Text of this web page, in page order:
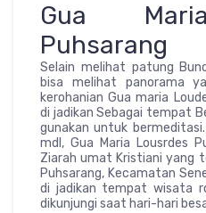
Gua
Puhsarang
Selain melihat patung
bisa melihat panorama
kerohanian Gua maria
di jadikan Sebagai tempat
gunakan untuk
mdl, Gua Maria Lousrdes
Ziarah umat Kristiani yang
Puhsarang, Kecamatan
di jadikan tempat wisata
dikunjungi saat hari-hari